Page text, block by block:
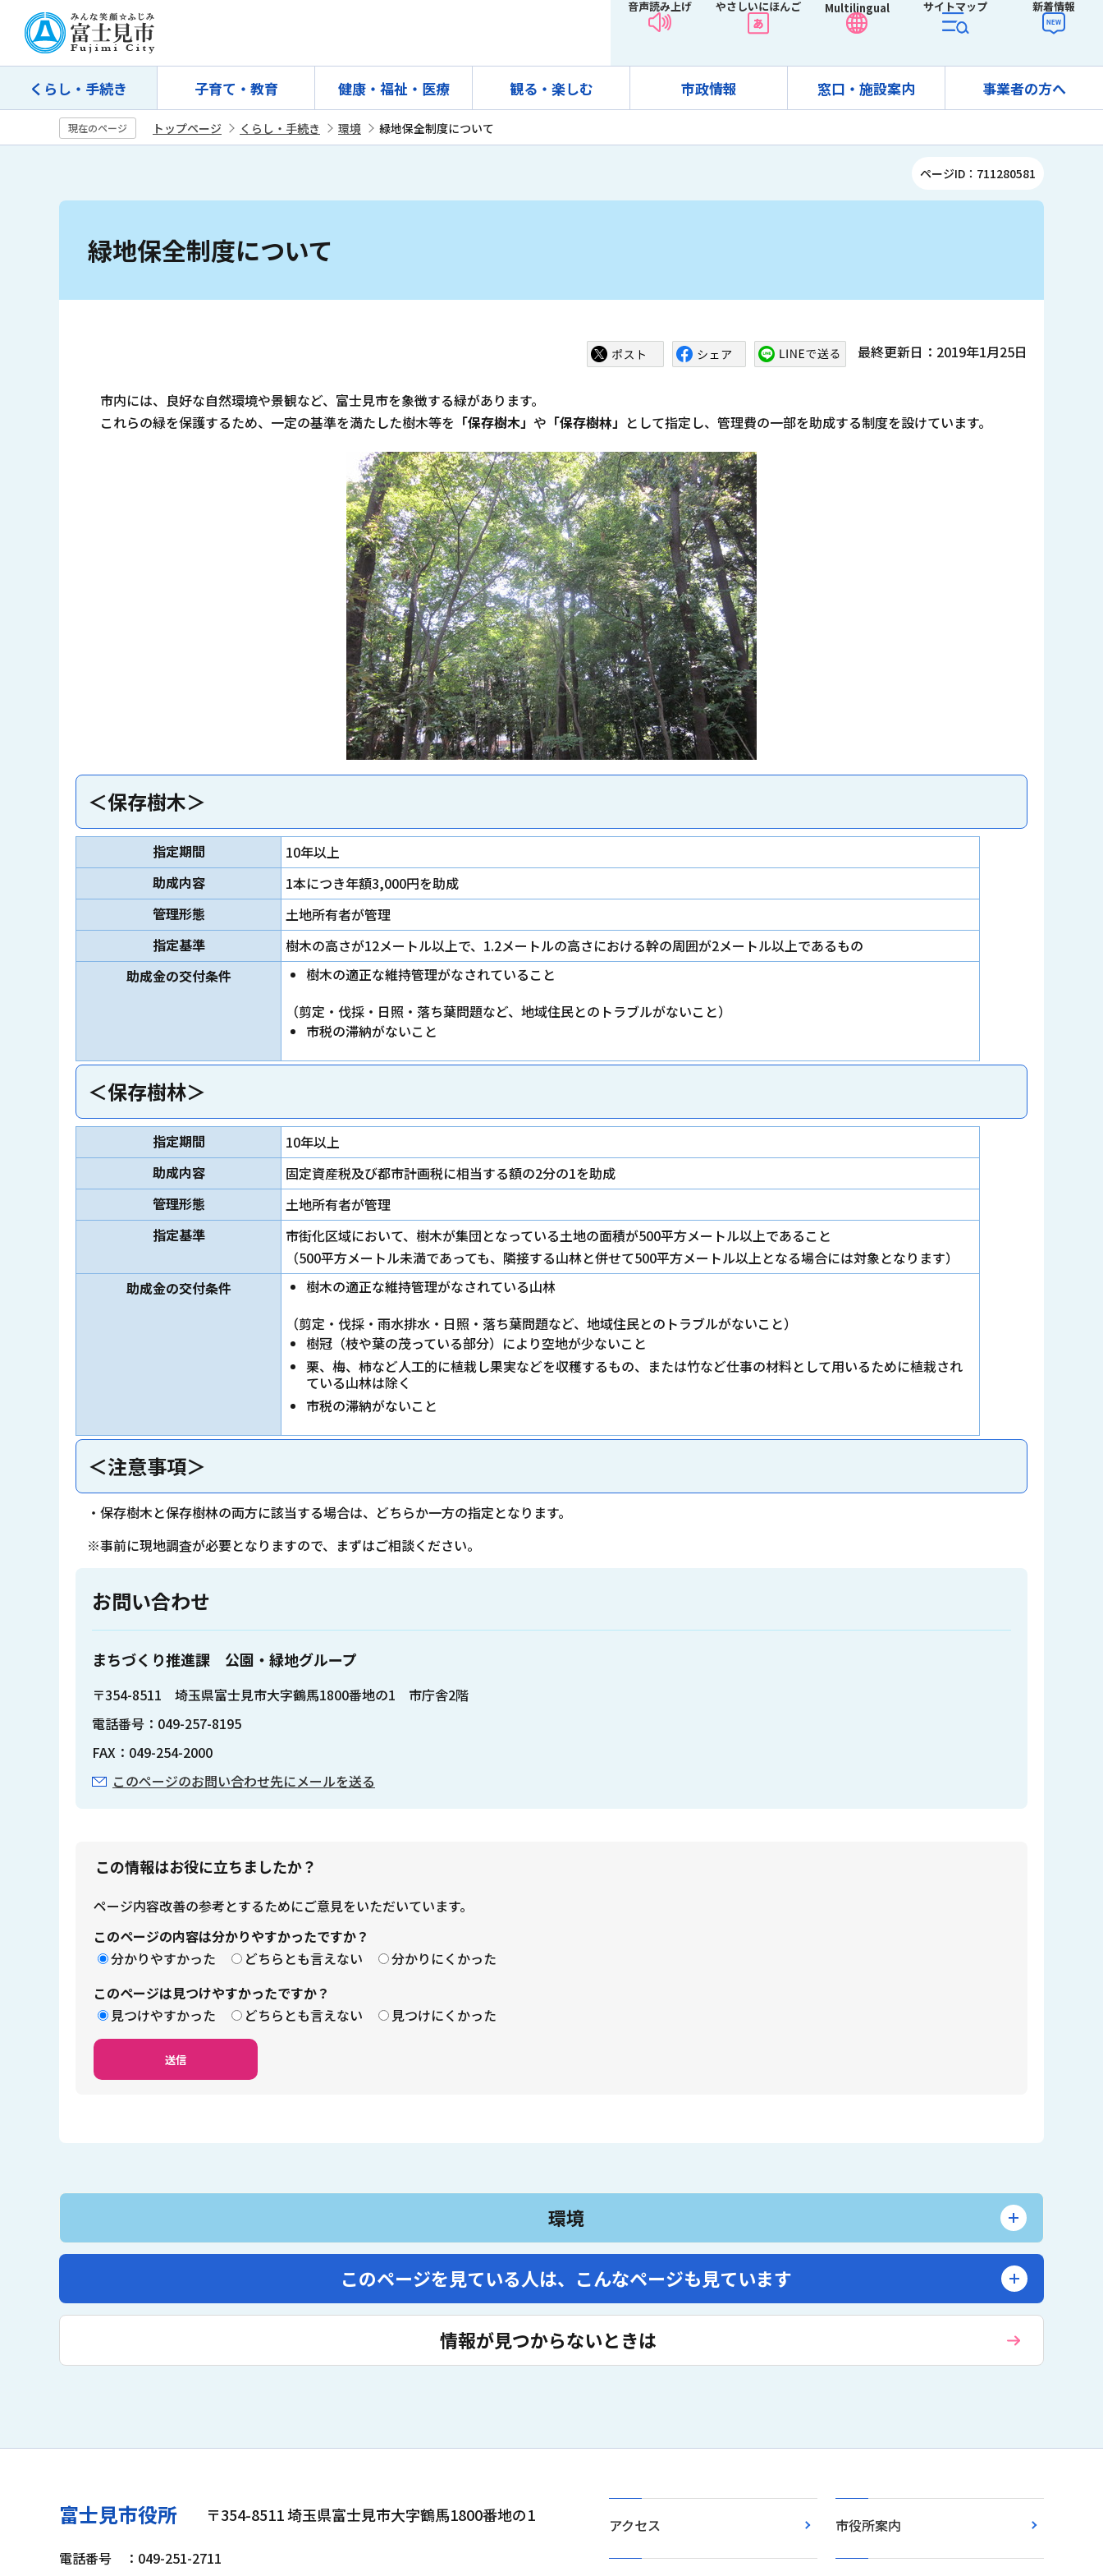
先
音声読み上げ やさしいにほんご Multilingual サイトマップ 新着情報
くらし・手続き 子育て・教育 健康・福祉・医療 観る・楽しむ 市政情報 窓口・施設案内 事業者の方へ
現在のページ トップページ くらし・手続き 環境 緑地保全制度について
ページID：711280581
緑地保全制度について
最終更新日：2019年1月25日
市内には、良好な自然環境や景観など、富士見市を象徴する緑があります。
これらの緑を保護するため、一定の基準を満たした樹木等を 「保存樹木」 や 「保存樹林」 として指定し、管理費の一部を助成する制度を設けています。
＜保存樹木＞
指定期間
10年以上
助成内容
1本につき年額3,000円を助成
管理形態
土地所有者が管理
指定基準
樹木の高さが12メートル以上で、1.2メートルの高さにおける幹の周囲が2メートル以上であるもの
助成金の交付条件
樹木の適正な維持管理がなされていること
（剪定・伐採・日照・落ち葉問題など、地域住民とのトラブルがないこと）
市税の滞納がないこと
＜保存樹林＞
指定期間
10年以上
助成内容
固定資産税及び都市計画税に相当する額の2分の1を助成
管理形態
土地所有者が管理
指定基準
市街化区域において、樹木が集団となっている土地の面積が500平方メートル以上であること
（500平方メートル未満であっても、隣接する山林と併せて500平方メートル以上となる場合には対象となります）
助成金の交付条件
樹木の適正な維持管理がなされている山林
（剪定・伐採・雨水排水・日照・落ち葉問題など、地域住民とのトラブルがないこと）
樹冠（枝や葉の茂っている部分）により空地が少ないこと
栗、梅、柿など人工的に植栽し果実などを収穫するもの、または竹など仕事の材料として用いるために植栽され
ている山林は除く
市税の滞納がないこと
＜注意事項＞
・保存樹木と保存樹林の両方に該当する場合は、どちらか一方の指定となります。
※事前に現地調査が必要となりますので、まずはご相談ください。
お問い合わせ
まちづくり推進課 公園・緑地グループ
〒354-8511 埼玉県富士見市大字鶴馬1800番地の1 市庁舎2階
電話番号：049-257-8195
FAX：049-254-2000
このページのお問い合わせ先にメールを送る
この情報はお役に立ちましたか？
ページ内容改善の参考とするためにご意見をいただいています。
このページの内容は分かりやすかったですか？
分かりやすかった
どちらとも言えない
分かりにくかった
このページは見つけやすかったですか？
見つけやすかった
どちらとも言えない 見つけにくかった
環境
このページを見ている人は、 こんなページも見ています
情報が見つからないときは
富士見市役所 〒354-8511 埼玉県富士見市大字鶴馬1800番地の1
電話番号 ：049-251-2711
アクセス 市役所案内